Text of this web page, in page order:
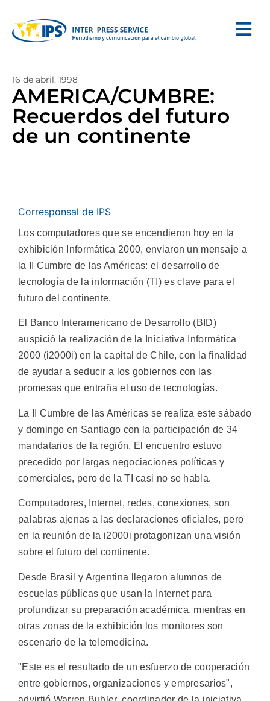
16 de abril, 1998
AMERICA/CUMBRE:
Recuerdos del futuro
de un continente
Corresponsal de IPS
Los computadores que se encendieron hoy en la
exhibición Informática 2000, enviaron un mensaje a
la II Cumbre de las Américas: el desarrollo de
tecnología de la información (TI) es clave para el
futuro del continente.
El Banco Interamericano de Desarrollo (BID)
auspició la realización de la Iniciativa Informática
2000 (i2000i) en la capital de Chile, con la finalidad
de ayudar a seducir a los gobiernos con las
promesas que entraña el uso de tecnologías.
La II Cumbre de las Américas se realiza este sábado
y domingo en Santiago con la participación de 34
mandatarios de la región. El encuentro estuvo
precedido por largas negociaciones políticas y
comerciales, pero de la TI casi no se habla.
Computadores, Internet, redes, conexiones, son
palabras ajenas a las declaraciones oficiales, pero
en la reunión de la i2000i protagonizan una visión
sobre el futuro del continente.
Desde Brasil y Argentina llegaron alumnos de
escuelas públicas que usan la Internet para
profundizar su preparación académica, mientras en
otras zonas de la exhibición los monitores son
escenario de la telemedicina.
"Este es el resultado de un esfuerzo de cooperación
entre gobiernos, organizaciones y empresarios",